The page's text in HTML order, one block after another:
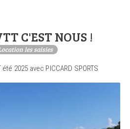
C'EST NOUS !
les saisies
2025 avec PICCARD SPORTS